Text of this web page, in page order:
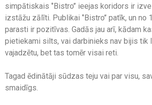
simpātiskais ‘’Bistro’’ ieejas koridors ir
izstāžu zālīti. Publikai ‘’Bistro’’ patīk, un
parasti ir pozitīvas. Gadās jau arī, kādam
pietiekami silts, vai darbinieks nav bijis tik
vajadzētu, bet tas tomēr visai reti.
Tagad ēdinātāji sūdzas teju vai par visu,
smaidīgs.